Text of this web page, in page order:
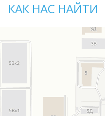
КАК НАС НАЙТИ